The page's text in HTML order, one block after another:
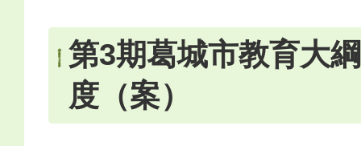
第3期葛城市教育大
度（案）